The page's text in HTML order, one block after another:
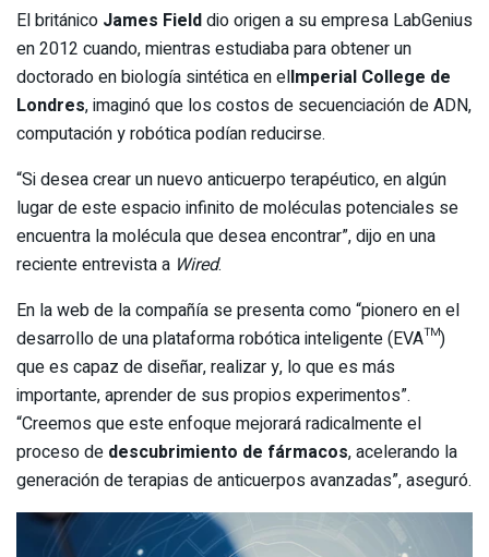
El británico James Fielddio origen a su empresa LabGenius
en 2012 cuando, mientras estudiaba para obtener un
doctorado en biología sintética en elImperial College de
Londres, imaginó que los costos de secuenciación de ADN,
computación y robótica podían reducirse.
“Si desea crear un nuevo anticuerpo terapéutico, en algún
lugar de este espacio infinito de moléculas potenciales se
encuentra la molécula que desea encontrar”, dijo en una
reciente entrevista a Wired.
En la web de la compañía se presenta como “pionero en el
desarrollo de una plataforma robótica inteligente (EVA™)
que es capaz de diseñar, realizar y, lo que es más
importante, aprender de sus propios experimentos”.
“Creemos que este enfoque mejorará radicalmente el
proceso de descubrimiento de fármacos, acelerando la
generación de terapias de anticuerpos avanzadas”, aseguró.